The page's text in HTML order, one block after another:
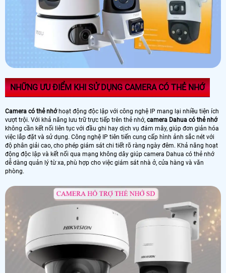
NHỮNG ƯU ĐIỂM KHI SỬ DỤNG CAMERA CÓ THẺ NHỚ
Camera có thẻ nhớhoạt động độc lập với công nghệ IP mang lại nhiều tiện ích
vượt trội. Với khả năng lưu trữ trực tiếp trên thẻ nhớ, camera Dahua có thẻ nhớ
không cần kết nối liên tục với đầu ghi hay dịch vụ đám mây, giúp đơn giản hóa
việc lắp đặt và sử dụng. Công nghệ IP tiên tiến cung cấp hình ảnh sắc nét với
độ phân giải cao, cho phép giám sát chi tiết rõ ràng ngày đêm. Khả năng hoạt
động độc lập và kết nối qua mạng không dây giúp camera Dahua có thẻ nhớ
dễ dàng quản lý từ xa, phù hợp cho việc giám sát nhà ở, cửa hàng và văn
phòng.